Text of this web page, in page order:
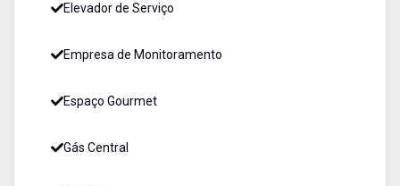
Elevador de Serviço
Empresa de Monitoramento
Espaço Gourmet
Gás Central